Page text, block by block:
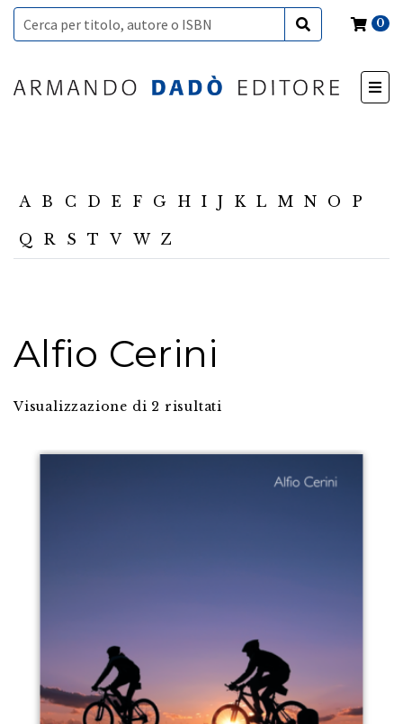
0
A B C D E F G H I J K L M N O P
Q R S T V W Z
Alfio Cerini
Visualizzazione di 2 risultati